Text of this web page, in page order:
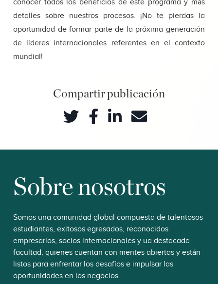
conocer todos los beneficios de este programa y más
detalles sobre nuestros procesos. ¡No te pierdas la
oportunidad de formar parte de la próxima generación
de líderes internacionales referentes en el contexto
mundial!
Compartir publicación
Sobre nosotros
Somos una comunidad global compuesta de talentosos
estudiantes, exitosos egresados, reconocidos
empresarios, socios internacionales y ua destacada
facultad, quienes cuentan con mentes abiertas y están
listos para enfrentar los desafíos e impulsar las
oportunidades en los negocios.